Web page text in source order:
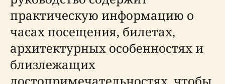
практическую информацию о
часах посещения, билетах,
архитектурных особенностях и
близлежащих